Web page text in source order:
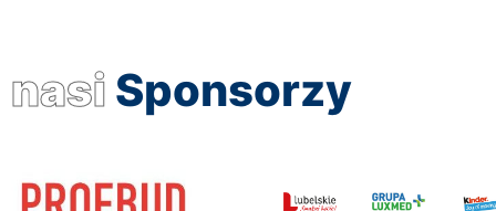
nasi Sponsorzy